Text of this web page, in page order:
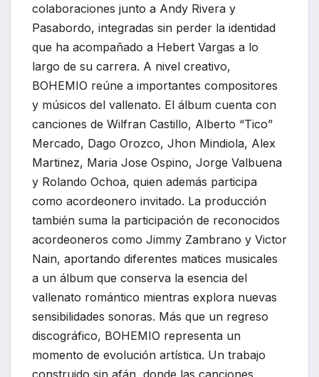
colaboraciones junto a Andy Rivera y
Pasabordo, integradas sin perder la identidad
que ha acompañado a Hebert Vargas a lo
largo de su carrera. A nivel creativo,
BOHEMIO reúne a importantes compositores
y músicos del vallenato. El álbum cuenta con
canciones de Wilfran Castillo, Alberto “Tico”
Mercado, Dago Orozco, Jhon Mindiola, Alex
Martinez, Maria Jose Ospino, Jorge Valbuena
y Rolando Ochoa, quien además participa
como acordeonero invitado. La producción
también suma la participación de reconocidos
acordeoneros como Jimmy Zambrano y Victor
Nain, aportando diferentes matices musicales
a un álbum que conserva la esencia del
vallenato romántico mientras explora nuevas
sensibilidades sonoras. Más que un regreso
discográfico, BOHEMIO representa un
momento de evolución artística. Un trabajo